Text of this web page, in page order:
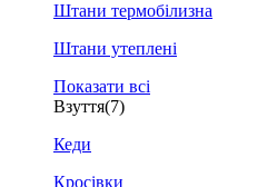
Штани термобілизна
Штани утеплені
Показати всі
Взуття(7)
Кеди
Кросівки